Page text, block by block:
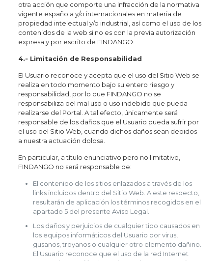
otra acción que comporte una infracción de la normativa
vigente española y/o internacionales en materia de
propiedad intelectual y/o industrial, así como el uso de los
contenidos de la web si no es con la previa autorización
expresa y por escrito de FINDANGO.
4.‐ Limitación de Responsabilidad
El Usuario reconoce y acepta que el uso del Sitio Web se
realiza en todo momento bajo su entero riesgo y
responsabilidad, por lo que FINDANGO no se
responsabiliza del mal uso o uso indebido que pueda
realizarse del Portal. A tal efecto, únicamente será
responsable de los daños que el Usuario pueda sufrir por
el uso del Sitio Web, cuando dichos daños sean debidos
a nuestra actuación dolosa.
En particular, a título enunciativo pero no limitativo,
FINDANGO no será responsable de:
El contenido de los sitios enlazados a través de los
links incluidos dentro del Sitio Web. A este respecto,
resultarán de aplicación los términos recogidos en el
apartado 5 del presente Aviso Legal.
Los daños y perjuicios de cualquier tipo causados en
los equipos informáticos del Usuario por virus,
gusanos, troyanos o cualquier otro elemento dañino.
El Usuario reconoce que el uso de la red Internet